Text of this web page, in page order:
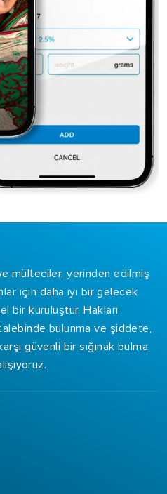
mülteciler, yerinden edilmiş
için daha iyi bir gelecek
bir kuruluştur. Hakları
bulunma ve şiddete,
güvenli bir sığınak bulma